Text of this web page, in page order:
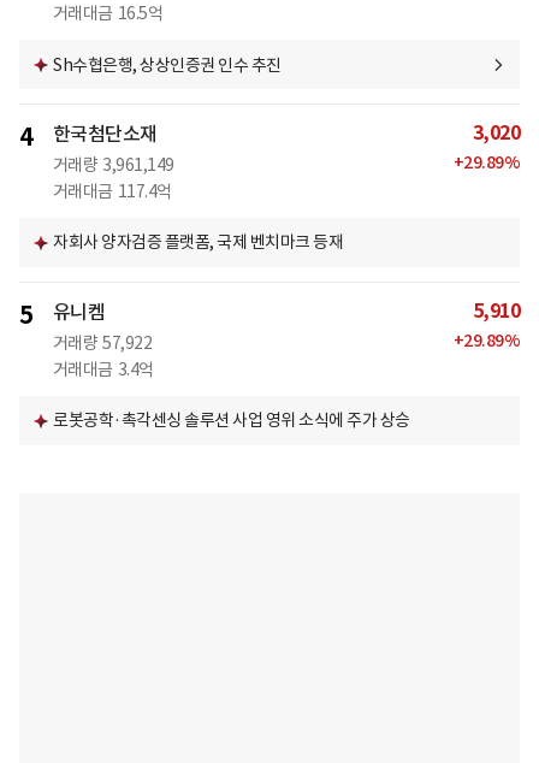
거래대금 16.5억
Sh수협은행, 상상인증권 인수 추진
4 한국첨단소재
거래량 3,961,149
거래대금 117.4억
3,020
+29.89%
자회사 양자검증 플랫폼, 국제 벤치마크 등재
5 유니켐
거래량 57,922
거래대금 3.4억
5,910
+29.89%
로봇공학·촉각센싱 솔루션 사업 영위 소식에 주가 상승